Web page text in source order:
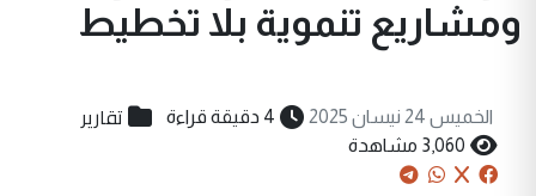
ومشاريع تنموية بلا تخطيط
الخميس 24 نيسان 2025 4 دقيقة قراءة تقارير
3,060 مشاهدة